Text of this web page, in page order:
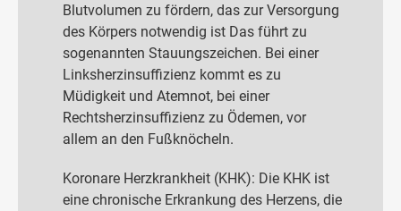
Blutvolumen zu fördern, das zur Versorgung
des Körpers notwendig ist Das führt zu
sogenannten Stauungszeichen. Bei einer
Linksherzinsuffizienz kommt es zu
Müdigkeit und Atemnot, bei einer
Rechtsherzinsuffizienz zu Ödemen, vor
allem an den Fußknöcheln.
Koronare Herzkrankheit (KHK): Die KHK ist
eine chronische Erkrankung des Herzens, die